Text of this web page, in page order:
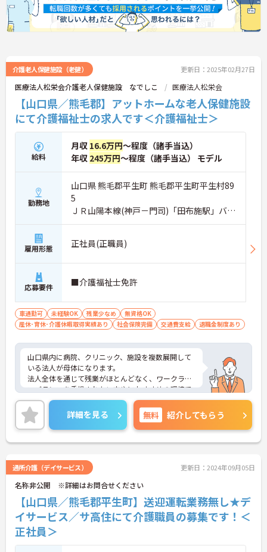
詳細をお話しいたしますのでお気軽にご相談くださ
い。
介護老人保健施設（老健） 更新日：2025年02月27日
医療法人松栄会介護老人保健施設 なでしこ 医療法人松栄会
【山口県／熊毛郡】アットホームな老人保健施設
にて介護福祉士の求人です＜介護福祉士＞
給料
月収 16.6万円～程度（諸手当込）
年収 245万円 ～程度（諸手当込） モデル
勤務地
山口県 熊毛郡平生町 熊毛郡平生町平生村89
5
ＪＲ山陽本線(神戸－門司)「田布施駅」バ
ス・車10分
雇用形態 正社員(正職員)
応募要件
車通勤可 未経験OK 残業少なめ
無資格OK
産休･育休･介護休暇取得実績あり
社会保険完備 交通費支給 退職金制度あり
山口県内に病院、クリニック、施設を複数展開して
いる法人が母体になります。
法人全体を通じて残業がほとんどなく、ワークライ
フバランスを重視されたい方やにおすすめの環境で
す！
ご興味のある方は、お気軽にお問い合わせくださ
い。
詳細を見る 無料 紹介してもらう
通所介護（デイサービス） 更新日：2024年09月05日
名称非公開 ※詳細はお問合せください
【山口県／熊毛郡平生町】送迎運転業務無し★デ
イサービス／サ高住にて介護職員の募集です！＜
正社員＞